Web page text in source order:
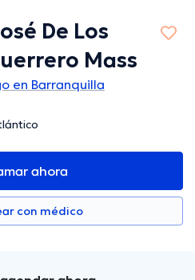
De Los
Mass
en Barranquilla
ahora
con médico